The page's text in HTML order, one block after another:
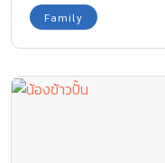
Family